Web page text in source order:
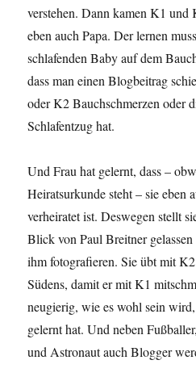
verstehen. Dann kamen K1
eben auch Papa. Der lernen
schlafenden Baby auf dem
dass man einen Blogbeitrag
oder K2 Bauchschmerzen oder
Schlafentzug hat.
Und Frau hat gelernt, dass –
Heiratsurkunde steht – sie eben
verheiratet ist. Deswegen stellt
Blick von Paul Breitner
ihm fotografieren. Sie übt mit
Südens, damit er mit K1
neugierig, wie es wohl sein
gelernt hat. Und neben
und Astronaut auch Blogger